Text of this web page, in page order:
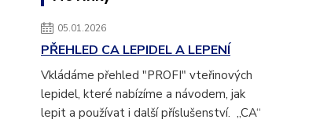
05.01.2026
PŘEHLED CA LEPIDEL A LEPENÍ
Vkládáme přehled "PROFI" vteřinových
lepidel, které nabízíme a návodem, jak
lepit a používat i další příslušenství. „CA“